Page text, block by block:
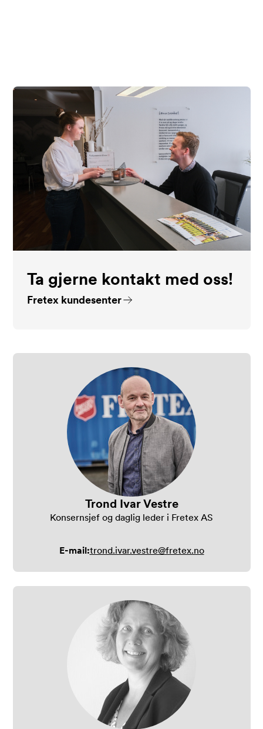
Ta gjerne kontakt med oss!
Fretex kundesenter
Trond Ivar Vestre
Konsernsjef og daglig leder i Fretex AS
E-mail:trond.ivar.vestre@fretex.no